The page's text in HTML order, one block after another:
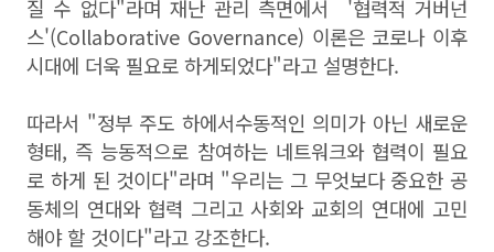
질 수 없다"라며 재난 관리 측면에서 '협력적 거버넌
스'(Collaborative Governance) 이론은 코로나 이후
시대에 더욱 필요로 하게되었다"라고 설명한다.
따라서 "정부 주도 하에서수동적인 의미가 아닌 새로운
형태, 즉 능동적으로 참여하는 네트워크와 협력이 필요
로 하게 된 것이다"라며 "우리는 그 무엇보다 중요한 공
동체의 연대와 협력 그리고 사회와 교회의 연대에 고민
해야 할 것이다"라고 강조한다.